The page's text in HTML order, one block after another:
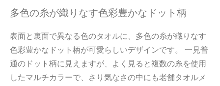
多色の糸が織りなす色彩豊かなドット柄
表面と裏面で異なる色のタオルに、多色の糸が織りなす
色彩豊かなドット柄が可愛らしいデザインです。 一見普
通のドット柄に見えますが、よく見ると複数の糸を使用
したマルチカラーで、さり気なさの中にも老舗タオルメ